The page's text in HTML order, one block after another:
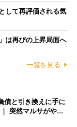
して再評価される気
は再びの上昇局面へ
一覧を見る
債と引き換えに手に
突然マルサがや…